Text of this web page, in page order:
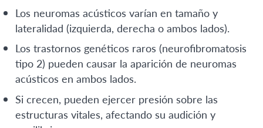
Los neuromas acústicos varían en tamaño y
lateralidad (izquierda, derecha o ambos lados).
Los trastornos genéticos raros (neurofibromatosis
tipo 2) pueden causar la aparición de neuromas
acústicos en ambos lados.
Si crecen, pueden ejercer presión sobre las
estructuras vitales, afectando su audición y